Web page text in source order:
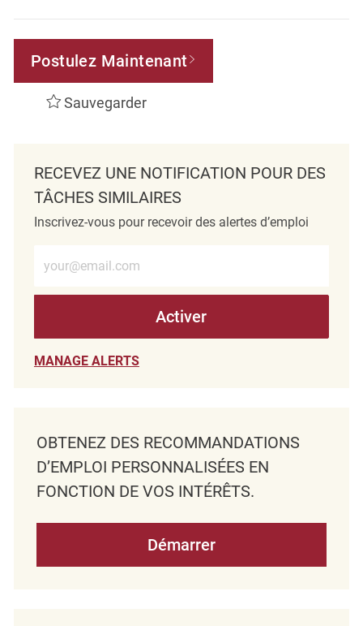
Postulez Maintenant
Sauvegarder
RECEVEZ UNE NOTIFICATION POUR DES
TÂCHES SIMILAIRES
Inscrivez-vous pour recevoir des alertes d’emploi
Activer
MANAGE ALERTS
OBTENEZ DES RECOMMANDATIONS
D’EMPLOI PERSONNALISÉES EN
FONCTION DE VOS INTÉRÊTS.
Démarrer